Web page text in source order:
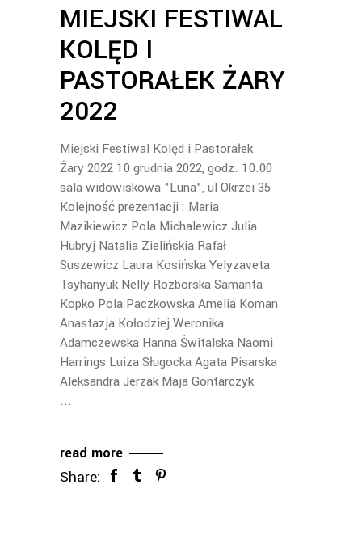
MIEJSKI FESTIWAL
KOLĘD I
PASTORAŁEK ŻARY
2022
Miejski Festiwal Kolęd i Pastorałek
Żary 2022 10 grudnia 2022, godz. 10.00
sala widowiskowa "Luna", ul Okrzei 35
Kolejność prezentacji : Maria
Mazikiewicz Pola Michalewicz Julia
Hubryj Natalia Zielińskia Rafał
Suszewicz Laura Kosińska Yelyzaveta
Tsyhanyuk Nelly Rozborska Samanta
Kopko Pola Paczkowska Amelia Koman
Anastazja Kołodziej Weronika
Adamczewska Hanna Świtalska Naomi
Harrings Luiza Sługocka Agata Pisarska
Aleksandra Jerzak Maja Gontarczyk
read more
Share: